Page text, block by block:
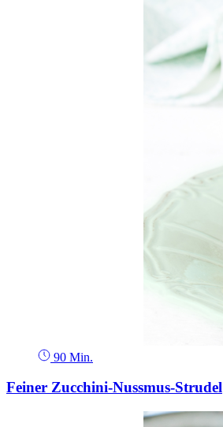
90 Min.
Feiner Zucchini-Nussmus-Strudel